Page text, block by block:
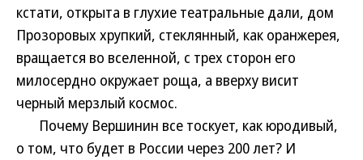
кстати, открыта в глухие театральные дали, дом
Прозоровых хрупкий, стеклянный, как оранжерея,
вращается во вселенной, с трех сторон его
милосердно окружает роща, а вверху висит
черный мерзлый космос.
Почему Вершинин все тоскует, как юродивый,
о том, что будет в России через 200 лет? И